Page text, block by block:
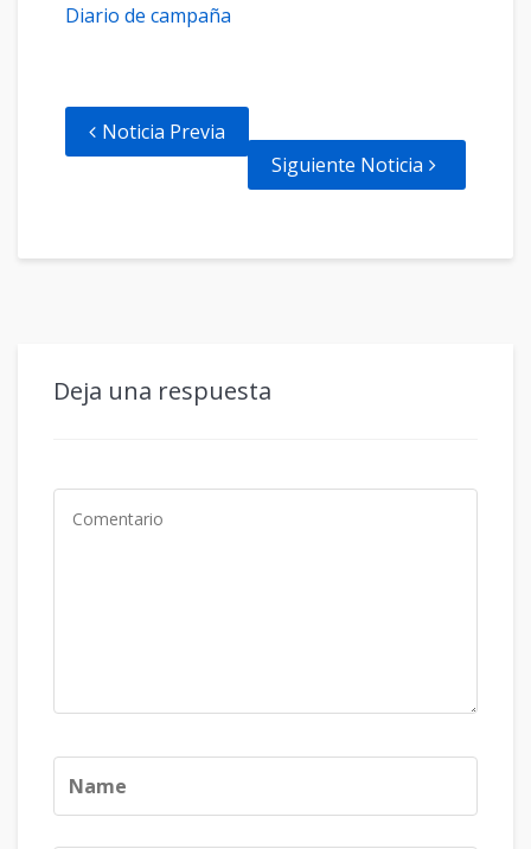
Diario de campaña
Noticia Previa
Siguiente Noticia
Deja una respuesta